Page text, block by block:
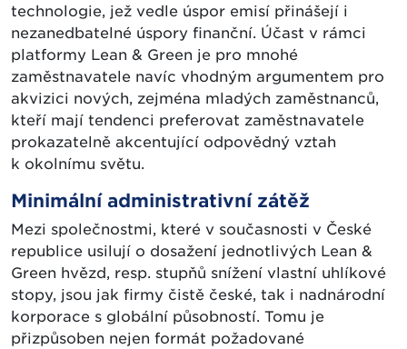
technologie, jež vedle úspor emisí přinášejí i
nezanedbatelné úspory finanční. Účast v rámci
platformy Lean & Green je pro mnohé
zaměstnavatele navíc vhodným argumentem pro
akvizici nových, zejména mladých zaměstnanců,
kteří mají tendenci preferovat zaměstnavatele
prokazatelně akcentující odpovědný vztah
k okolnímu světu.
Minimální administrativní zátěž
Mezi společnostmi, které v současnosti v České
republice usilují o dosažení jednotlivých Lean &
Green hvězd, resp. stupňů snížení vlastní uhlíkové
stopy, jsou jak firmy čistě české, tak i nadnárodní
korporace s globální působností. Tomu je
přizpůsoben nejen formát požadované